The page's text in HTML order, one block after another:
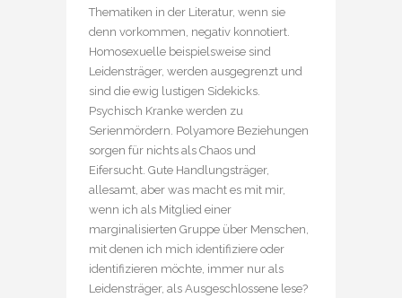
Thematiken in der Literatur, wenn sie
denn vorkommen, negativ konnotiert.
Homosexuelle beispielsweise sind
Leidensträger, werden ausgegrenzt und
sind die ewig lustigen Sidekicks.
Psychisch Kranke werden zu
Serienmördern. Polyamore Beziehungen
sorgen für nichts als Chaos und
Eifersucht. Gute Handlungsträger,
allesamt, aber was macht es mit mir,
wenn ich als Mitglied einer
marginalisierten Gruppe über Menschen,
mit denen ich mich identifiziere oder
identifizieren möchte, immer nur als
Leidensträger, als Ausgeschlossene lese?